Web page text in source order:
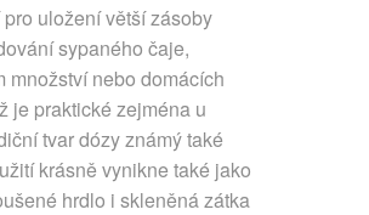
uložení větší zásoby
sypaného čaje,
množství nebo domácích
je praktické zejména u
tvar dózy známý také
krásně vynikne také jako
hrdlo i skleněná zátka